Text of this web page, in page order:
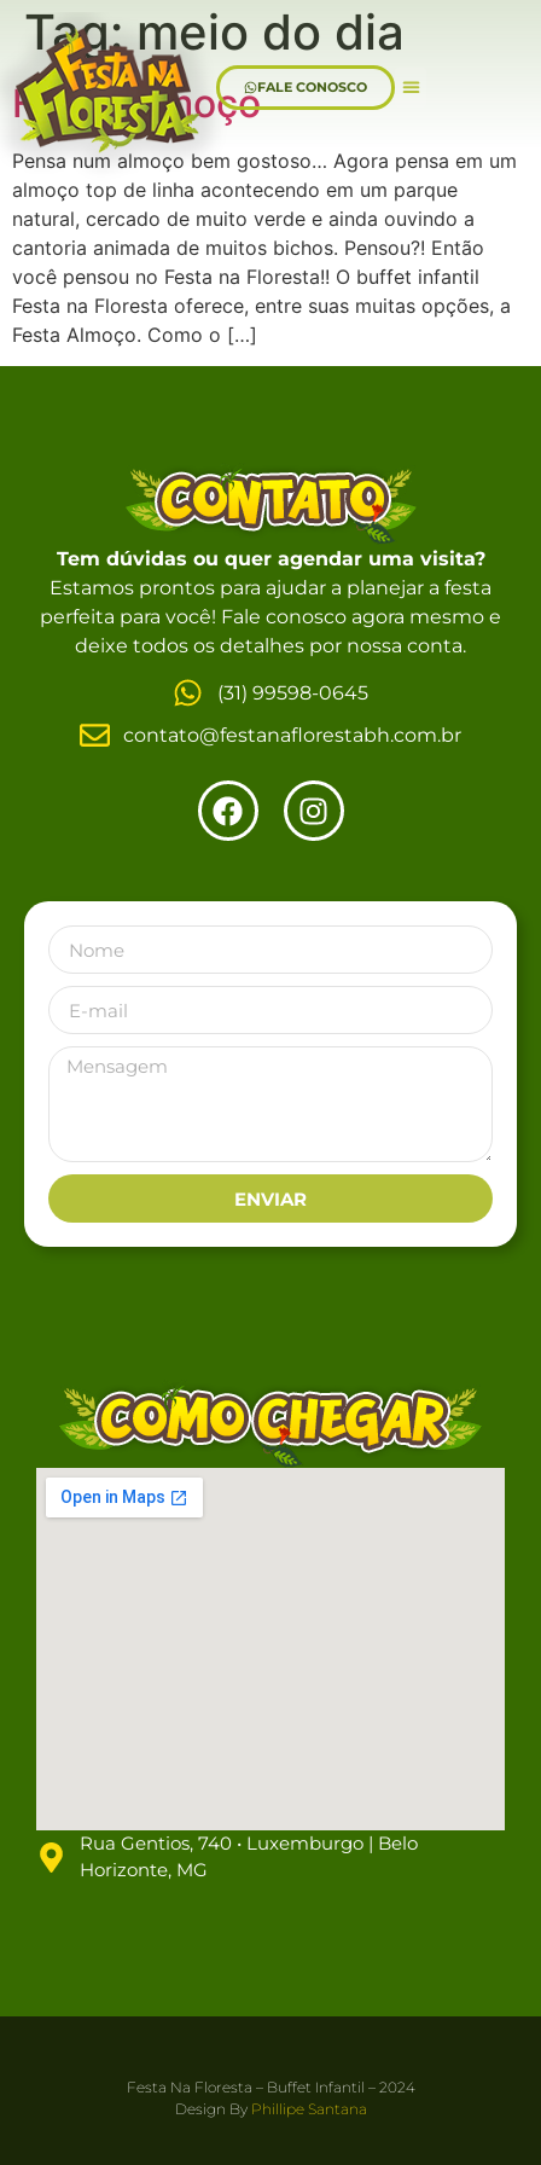
FALE CONOSCO
Tag:meio do dia
Festa Almoço
Pensa num almoço bem gostoso… Agora pensa em um
almoço top de linha acontecendo em um parque
natural, cercado de muito verde e ainda ouvindo a
cantoria animada de muitos bichos. Pensou?! Então
você pensou no Festa na Floresta!! O buffet infantil
Festa na Floresta oferece, entre suas muitas opções, a
Festa Almoço. Como o […]
Tem dúvidas ou quer agendar uma visita?
Estamos prontos para ajudar a planejar a festa
perfeita para você! Fale conosco agora mesmo e
deixe todos os detalhes por nossa conta.
(31) 99598-0645
contato@festanaflorestabh.com.br
ENVIAR
Rua Gentios, 740 • Luxemburgo | Belo
Horizonte, MG
Festa Na Floresta – Buffet Infantil – 2024
Design By Phillipe Santana